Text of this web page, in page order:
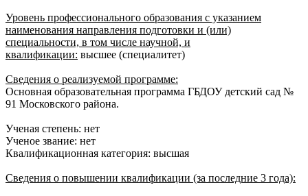
Уровень профессионального образования с указанием
наименования направления подготовки и (или)
специальности, в том числе научной, и
квалификации: высшее (специалитет)
Сведения о реализуемой программе:
Основная образовательная программа ГБДОУ детский сад №
91 Московского района.
Ученая степень: нет
Ученое звание: нет
Квалификационная категория: высшая
Сведения о повышении квалификации (за последние 3 года):